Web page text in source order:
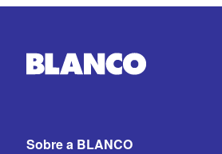
Sobre a BLANCO